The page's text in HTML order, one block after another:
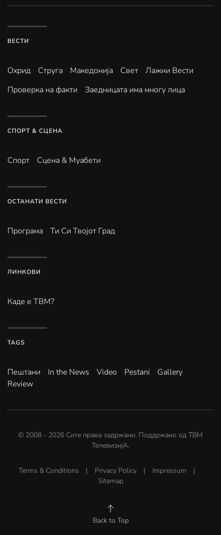
ВЕСТИ
Охрид Струга Македонија Свет
Лажни Вести
Проверка на факти
Заедницата има многу лица
СПОРТ & СЦЕНА
Спорт Сцена & Муабети
ОСТАНАТИ ВЕСТИ
Програма Ти Си Твојот Град
ЛИНКОВИ
Каде е ТВМ?
TAGS
Пештани In the News Video Pestani
Gallery
Review
© 2008 - 2026 Сите права задржани. Поддржано од ТВМ
ТелевизијА.
Terms & Conditions | Privacy Policy | Impressum |
Sitemap
Back to Top